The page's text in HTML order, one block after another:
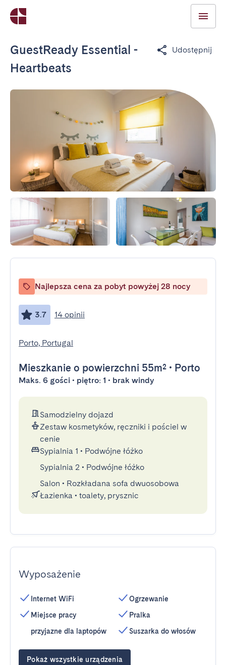
GuestReady Essential -
Heartbeats
Udostępnij
Najlepsza cena za pobyt powyżej 28 nocy
3.7 14 opinii
Porto, Portugal
Mieszkanie o powierzchni 55m² • Porto
Maks. 6 gości • piętro: 1 • brak windy
Samodzielny dojazd
Zestaw kosmetyków, ręczniki i pościel w
cenie
Sypialnia 1 • Podwójne łóżko
Sypialnia 2 • Podwójne łóżko
Salon • Rozkładana sofa dwuosobowa
Łazienka • toalety, prysznic
Wyposażenie
Internet WiFi
Miejsce pracy
przyjazne dla laptopów
Ogrzewanie
Pralka
Suszarka do włosów
Pokaż wszystkie urządzenia